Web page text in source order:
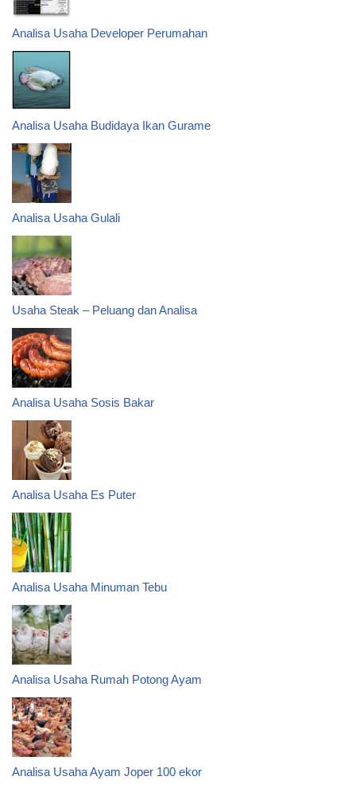
Analisa Usaha Developer Perumahan
Analisa Usaha Budidaya Ikan Gurame
Analisa Usaha Gulali
Usaha Steak – Peluang dan Analisa
Analisa Usaha Sosis Bakar
Analisa Usaha Es Puter
Analisa Usaha Minuman Tebu
Analisa Usaha Rumah Potong Ayam
Analisa Usaha Ayam Joper 100 ekor